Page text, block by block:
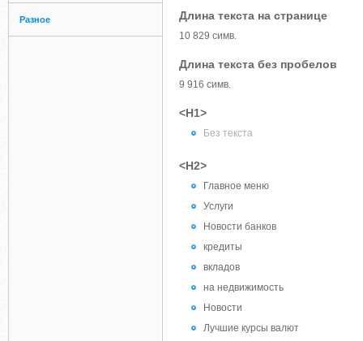
Разное Длина текста на странице
10 829 симв.
Длина текста без пробелов
9 916 симв.
<H1>
Без текста
<H2>
Главное меню
Услуги
Новости банков
кредиты
вкладов
на недвижимость
Новости
Лучшие курсы валют